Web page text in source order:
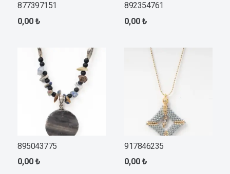
877397151
0,00 ₺
892354761
0,00 ₺
895043775
0,00 ₺
917846235
0,00 ₺